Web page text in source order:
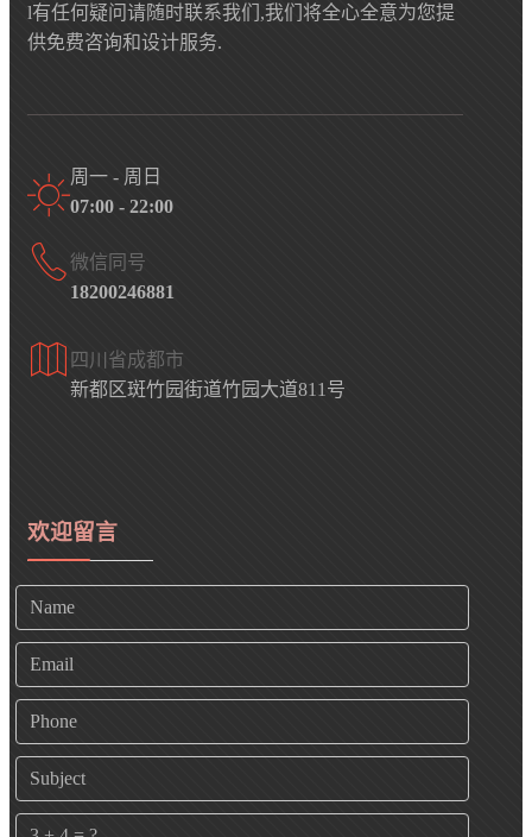
l有任何疑问请随时联系我们,我们将全心全意为您提
供免费咨询和设计服务.
周一 - 周日
07:00 - 22:00
微信同号
18200246881
四川省成都市
新都区斑竹园街道竹园大道811号
欢迎留言